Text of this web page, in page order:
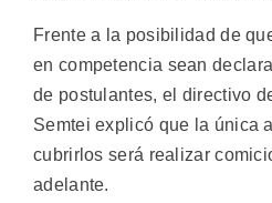
Frente a la posibilidad de
en competencia sean
de postulantes, el directivo
Semtei explicó que la única
cubrirlos será realizar
adelante.